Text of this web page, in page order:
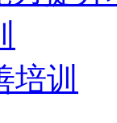
培训